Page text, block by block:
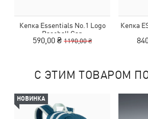
Кепка Essentials No.1 Logo
Baseball Cap
590,00 ₴ 1190,00 ₴
Кепка
С ЭТИМ ТОВАРОМ
НОВИНКА